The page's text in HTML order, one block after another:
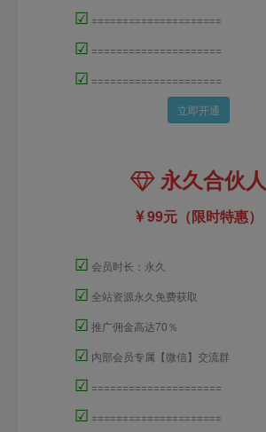
☑ =====================
☑ =====================
☑ =====================
立即开通
永久合伙人
99元（限时特惠）
☑ 会员时长：永久
☑ 全站资源永久免费获取
☑ 推广佣金高达70％
☑ 内部会员专属【微信】交流群
☑ =====================
☑ =====================